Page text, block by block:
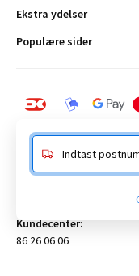
Ekstra ydelser
Populære sider
Anelystparken 16, 8381
Kundecenter:
86 26 06 06
Indtast